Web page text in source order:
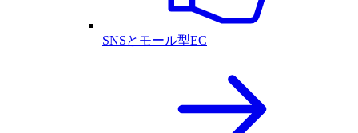
SNSとモール型EC